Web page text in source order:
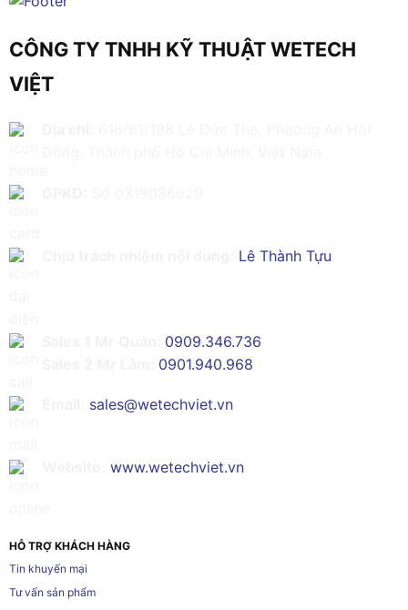
CÔNG TY TNHH KỸ THUẬT WETECH
VIỆT
Lê Thành Tựu
0909.346.736
0901.940.968
sales@wetechviet.vn
www.wetechviet.vn
HỖ TRỢ KHÁCH HÀNG
Tin khuyến mại
Tư vấn sản phẩm